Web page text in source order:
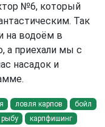
№6, который
Так
на водоём в
а приехали мы с
насадок и
ловля карпов
бойл
рыбу карпфишинг